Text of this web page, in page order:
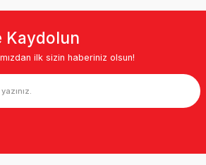
Kaydolun
ilk sizin haberiniz olsun!